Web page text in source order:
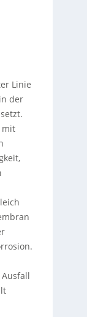
Linie
der
mit